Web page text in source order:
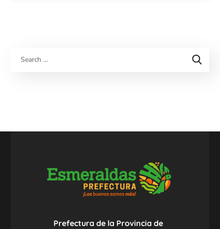
Prefectura de la Provincia de